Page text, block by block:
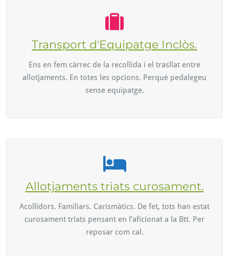
Transport d'Equipatge Inclòs.
Ens en fem càrrec de la recollida i el trasllat entre
allotjaments. En totes les opcions. Perquè pedalegeu
sense equipatge.
Allotjaments triats curosament.
Acollidors. Familiars. Carismàtics. De fet, tots han estat
curosament triats pensant en l’aficionat a la Btt. Per
reposar com cal.